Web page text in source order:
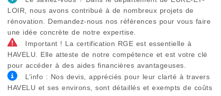
LOIR, nous avons contribué à de nombreux projets de
rénovation. Demandez-nous nos références pour vous faire
une idée concrète de notre expertise.
Important ! La certification RGE est essentielle à
HAVELU. Elle atteste de notre compétence et est votre clé
pour accéder à des aides financières avantageuses.
L’info : Nos devis, appréciés pour leur clarté à travers
HAVELU et ses environs, sont détaillés et exempts de coûts